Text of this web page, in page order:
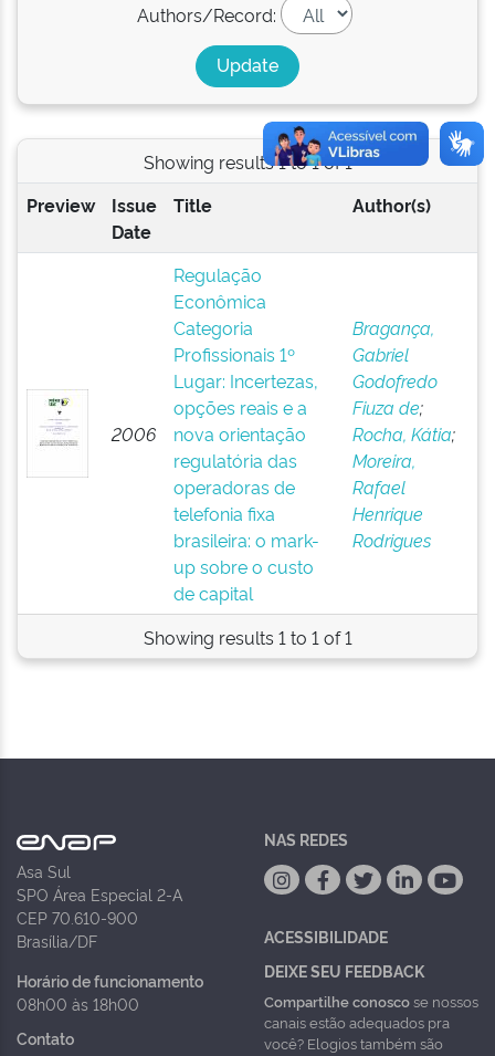
Authors/Record:
Showing results 1 to 1 of 1
Preview
Issue
Date
Title Author(s)
2006
Regulação
Econômica
Categoria
Profissionais 1º
Lugar: Incertezas,
opções reais e a
nova orientação
regulatória das
operadoras de
telefonia fixa
brasileira: o mark-
up sobre o custo
de capital
Bragança,
Gabriel
Godofredo
Fiuza de;
Rocha, Kátia;
Moreira,
Rafael
Henrique
Rodrigues
Showing results 1 to 1 of 1
Asa Sul
SPO Área Especial 2-A
CEP 70.610-900
Brasília/DF
Horário de funcionamento
08h00 às 18h00
Contato
NAS REDES
ACESSIBILIDADE
DEIXE SEU FEEDBACK
Compartilhe conoscose nossos
canais estão adequados pra
você? Elogios também são